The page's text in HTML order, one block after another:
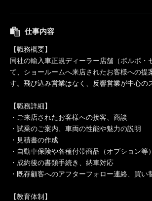
仕事内容
【職務概要】
同社の輸入車正規ディーラー店舗（ボルボ・
て、ショールームへ来店されたお客様への提
す。飛び込み営業はなく、反響営業が中心の
【職務詳細】
・ご来店されたお客様への接客、商談
・試乗のご案内、車両の性能や魅力の説明
・見積書の作成
・自動車保険や各種付帯商品（オプション等
・成約後の書類手続き、納車対応
・既存顧客へのアフターフォロー連絡、買い
【教育体制】